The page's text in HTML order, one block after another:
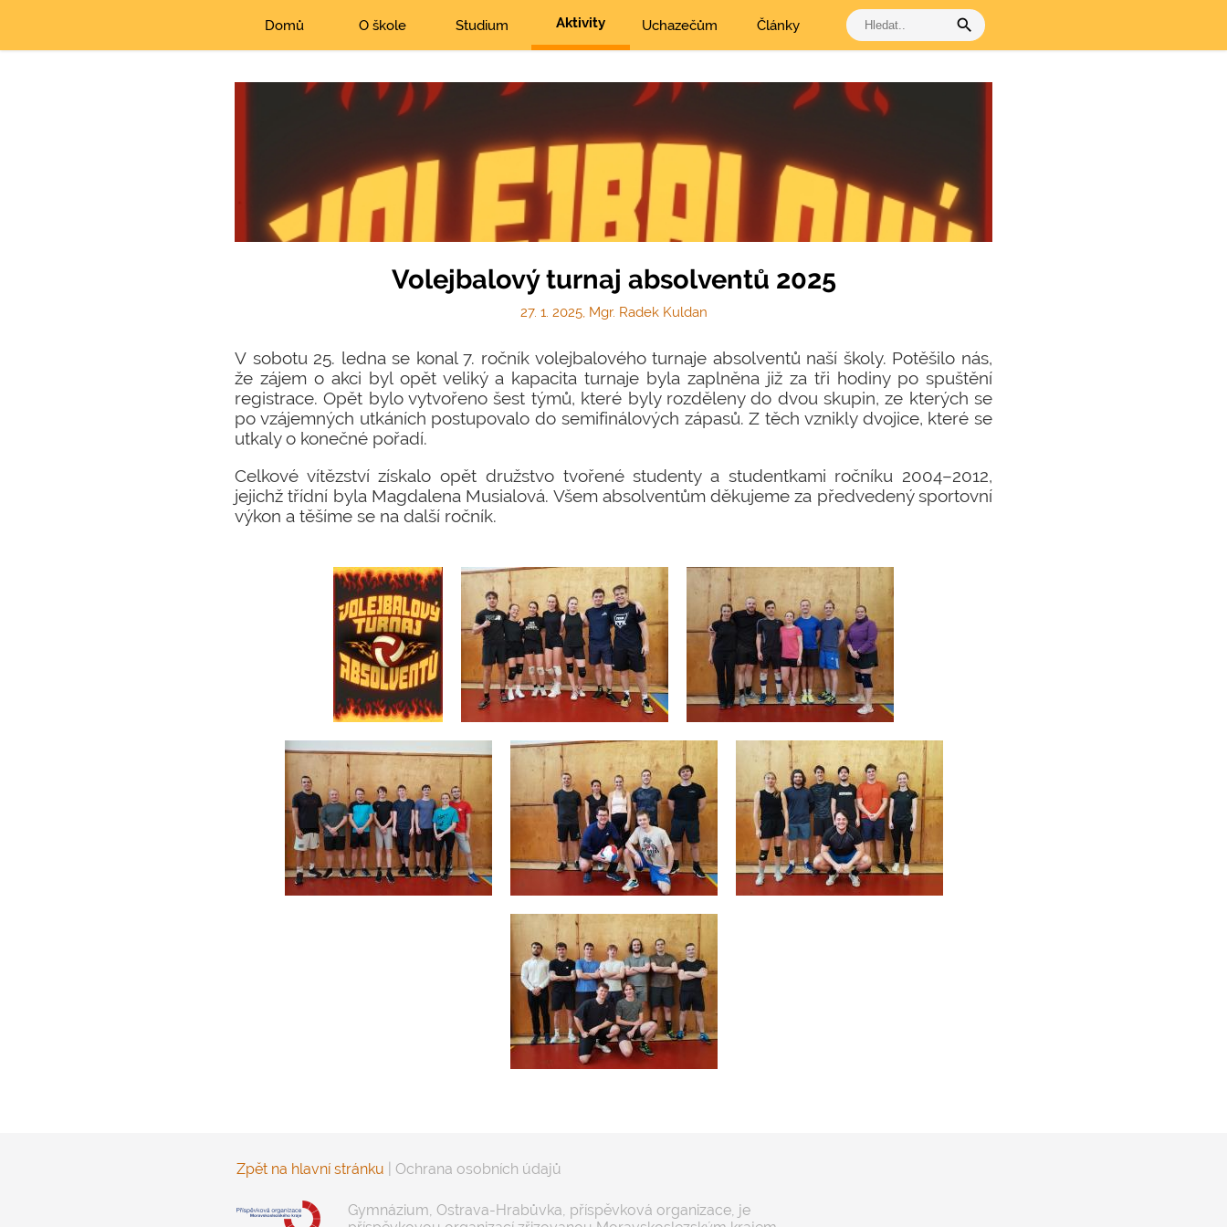
Domů O škole Studium Aktivity Uchazečům Články search
Volejbalový turnaj absolventů 2025
27. 1. 2025, Mgr. Radek Kuldan
V sobotu 25. ledna se konal 7. ročník volejbalového turnaje absolventů naší školy. Potěšilo nás,
že zájem o akci byl opět veliký a kapacita turnaje byla zaplněna již za tři hodiny po spuštění
registrace. Opět bylo vytvořeno šest týmů, které byly rozděleny do dvou skupin, ze kterých se
po vzájemných utkáních postupovalo do semifinálových zápasů. Z těch vznikly dvojice, které se
utkaly o konečné pořadí.
Celkové vítězství získalo opět družstvo tvořené studenty a studentkami ročníku 2004–2012,
jejichž třídní byla Magdalena Musialová. Všem absolventům děkujeme za předvedený sportovní
výkon a těšíme se na další ročník.
Zpět na hlavní stránku Ochrana osobních údajů
Gymnázium, Ostrava-Hrabůvka, příspěvková organizace, je